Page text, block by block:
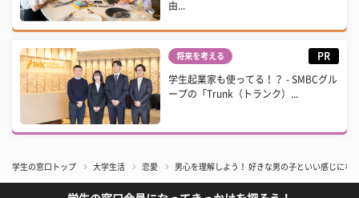
由...
将来を考える PR
学生起業家も使ってる！？ - SMBCグル
ープの「Trunk（トランク）...
学生の窓口トップ 大学生活 恋愛 男心を理解しよう！ 好きな男の子といい感じにな